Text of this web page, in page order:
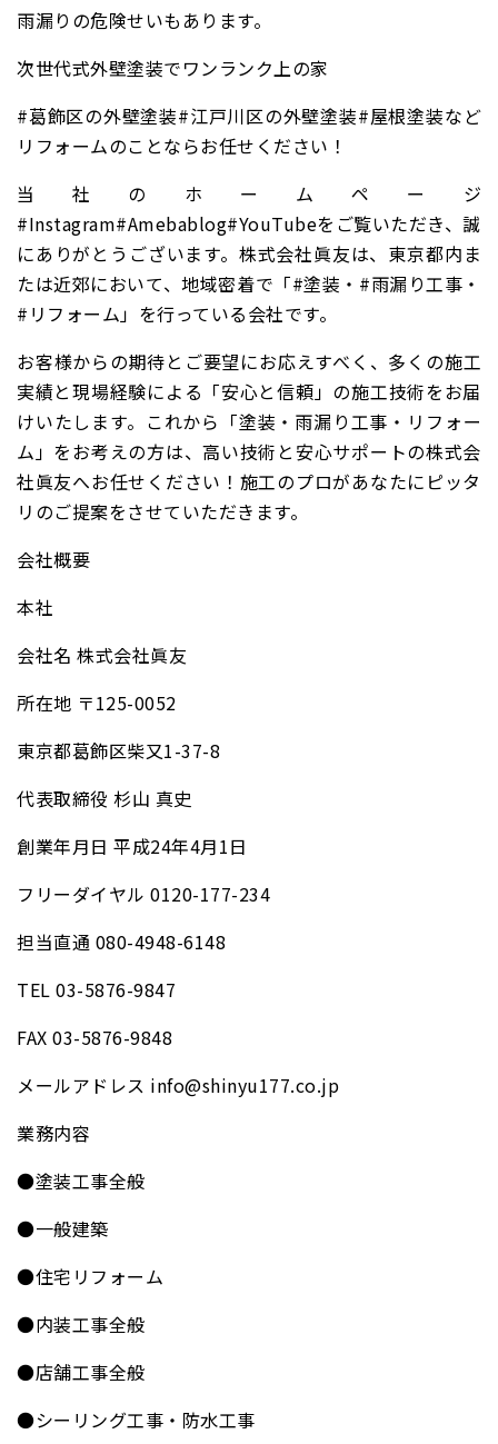
雨漏りの危険せいもあります。
次世代式外壁塗装でワンランク上の家
#葛飾区の外壁塗装#江戸川区の外壁塗装#屋根塗装など
リフォームのことならお任せください！
当社のホームページ
#Instagram#Amebablog#YouTubeをご覧いただき、誠
にありがとうございます。株式会社眞友は、東京都内ま
たは近郊において、地域密着で「#塗装・#雨漏り工事・
#リフォーム」を行っている会社です。
お客様からの期待とご要望にお応えすべく、多くの施工
実績と現場経験による「安心と信頼」の施工技術をお届
けいたします。これから「塗装・雨漏り工事・リフォー
ム」をお考えの方は、高い技術と安心サポートの株式会
社眞友へお任せください！施工のプロがあなたにピッタ
リのご提案をさせていただきます。
会社概要
本社
会社名 株式会社眞友
所在地 〒125-0052
東京都葛飾区柴又1-37-8
代表取締役 杉山 真史
創業年月日 平成24年4月1日
フリーダイヤル 0120-177-234
担当直通 080-4948-6148
TEL 03-5876-9847
FAX 03-5876-9848
メールアドレス info@shinyu177.co.jp
業務内容
●塗装工事全般
●一般建築
●住宅リフォーム
●内装工事全般
●店舗工事全般
●シーリング工事・防水工事